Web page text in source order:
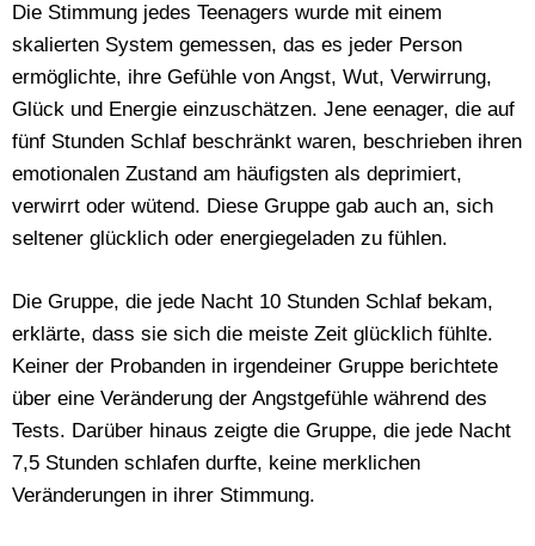
Die Stimmung jedes Teenagers wurde mit einem
skalierten System gemessen, das es jeder Person
ermöglichte, ihre Gefühle von Angst, Wut, Verwirrung,
Glück und Energie einzuschätzen. Jene eenager, die auf
fünf Stunden Schlaf beschränkt waren, beschrieben ihren
emotionalen Zustand am häufigsten als deprimiert,
verwirrt oder wütend. Diese Gruppe gab auch an, sich
seltener glücklich oder energiegeladen zu fühlen.
Die Gruppe, die jede Nacht 10 Stunden Schlaf bekam,
erklärte, dass sie sich die meiste Zeit glücklich fühlte.
Keiner der Probanden in irgendeiner Gruppe berichtete
über eine Veränderung der Angstgefühle während des
Tests. Darüber hinaus zeigte die Gruppe, die jede Nacht
7,5 Stunden schlafen durfte, keine merklichen
Veränderungen in ihrer Stimmung.